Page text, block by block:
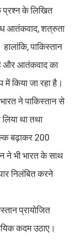
के लिखित
आतंकवाद, शत्रुता
पाकिस्तान
है और आतंकवाद का
किया जा रहा है।
ने पाकिस्तान से
था तथा
बढ़ाकर 200
ने भी भारत के साथ
निलंबित करने
प्रायोजित
कदम उठाए।